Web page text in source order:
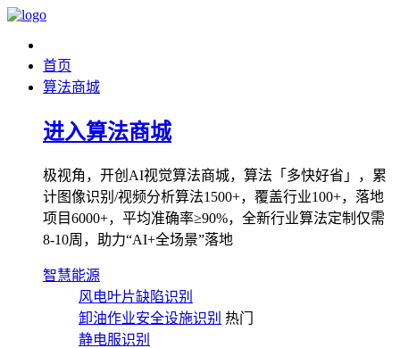
首页
算法商城
进入算法商城
极视角，开创AI视觉算法商城，算法「多快好省」，累
计图像识别/视频分析算法1500+，覆盖行业100+，落地
项目6000+，平均准确率≥90%，全新行业算法定制仅需
8-10周，助力“AI+全场景”落地
智慧能源
风电叶片缺陷识别
卸油作业安全设施识别 热门
静电服识别